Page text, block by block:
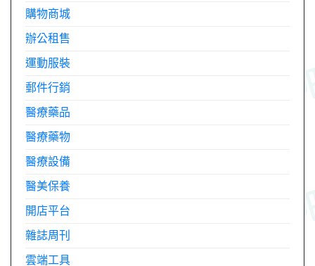
購物商城
辦公租售
運動服裝
郵件行銷
醫療藥品
醫療藥物
醫療設備
醫美保養
開店平台
雜誌周刊
雲端工具